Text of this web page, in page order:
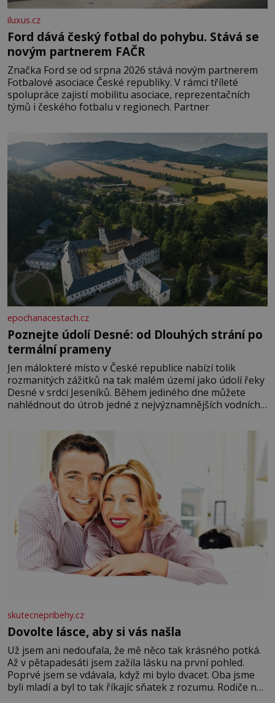
iluxus.cz
Ford dává český fotbal do pohybu. Stává se
novým partnerem FAČR
Značka Ford se od srpna 2026 stává novým partnerem
Fotbalové asociace České republiky. V rámci tříleté
spolupráce zajistí mobilitu asociace, reprezentačních
týmů i českého fotbalu v regionech. Partner
epochanacestach.cz
Poznejte údolí Desné: od Dlouhých strání po
termální prameny
Jen málokteré místo v České republice nabízí tolik
rozmanitých zážitků na tak malém území jako údolí řeky
Desné v srdci Jeseníků. Během jediného dne můžete
nahlédnout do útrob jedné z nejvýznamnějších vodních
se na koloběžce a den zakončit poznáváním památek ve
Velkých Losinách nebo v termálním
skutecnepribehy.cz
Dovolte lásce, aby si vás našla
Už jsem ani nedoufala, že mě něco tak krásného potká.
Až v pětapadesáti jsem zažila lásku na první pohled.
Poprvé jsem se vdávala, když mi bylo dvacet. Oba jsme
byli mladí a byl to tak říkajíc sňatek z rozumu. Rodiče nás